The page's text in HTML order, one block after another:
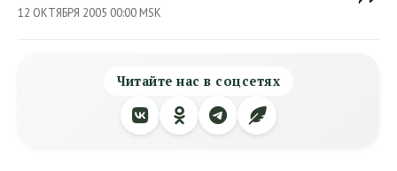
12 ОКТЯБРЯ 2005 00:00 MSK
Читайте нас в соцсетях